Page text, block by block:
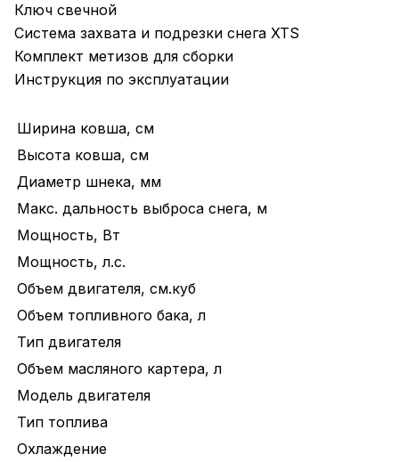
Ключ свечной
Cистема захвата и подрезки снега XTS
Комплект метизов для сборки
Инструкция по эксплуатации
Ширина ковша, см
Высота ковша, см
Диаметр шнека, мм
Макс. дальность выброса снега, м
Мощность, Вт
Мощность, л.с.
Объем двигателя, см.куб
Объем топливного бака, л
Тип двигателя
Объем масляного картера, л
Модель двигателя
Тип топлива
Охлаждение